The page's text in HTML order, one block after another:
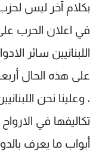
بكلام آخر ليس
في اعلان الحرب
اللبنانيين سائر
على هذه الحال
، وعلينا نحن
تكاليفها في
أبواب ما يعرف